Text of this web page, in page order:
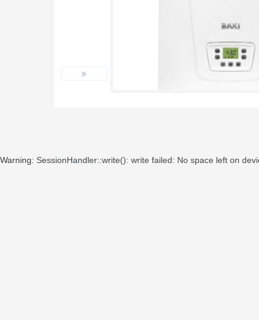
Warning: SessionHandler::write(): write failed: No space left on